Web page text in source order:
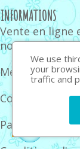
INFORMATIONS
Vente en ligne
normes CE
Mentions
Conditions
Paiement
We use
your
traffic and